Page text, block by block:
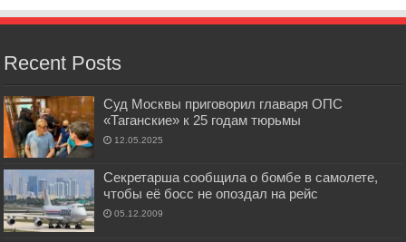
Recent Posts
Суд Москвы приговорил главаря ОПС
«Таганские» к 25 годам тюрьмы
12.05.2025
Секретарша сообщила о бомбе в самолете,
чтобы её босс не опоздал на рейс
05.12.2009